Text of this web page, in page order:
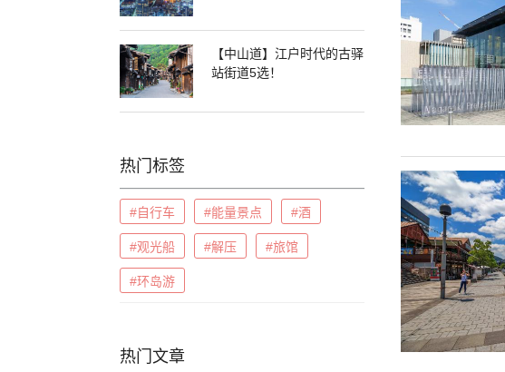
【中山道】江户时代的古驿
站街道5选！
热门标签
#自行车 #能量景点 #酒
#观光船 #解压 #旅馆
#环岛游
热门文章